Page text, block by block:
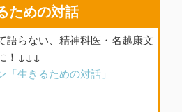
ための対話
語らない、精神科医・名越康文
！↓↓↓
生きるための対話」